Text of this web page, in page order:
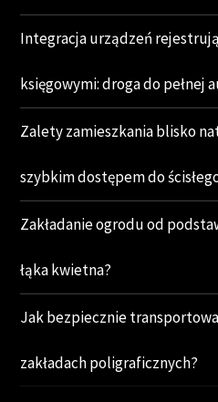
Integracja urządzeń
księgowymi: droga do pełnej
Zalety zamieszkania blisko
szybkim dostępem do
Zakładanie ogrodu od
łąka kwietna?
Jak bezpiecznie
zakładach poligraficznych?